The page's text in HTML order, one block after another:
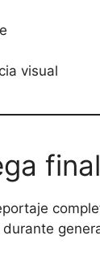
visual
final